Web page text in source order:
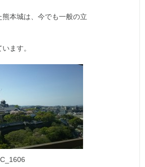
本城は、今でも一般の立
ます。